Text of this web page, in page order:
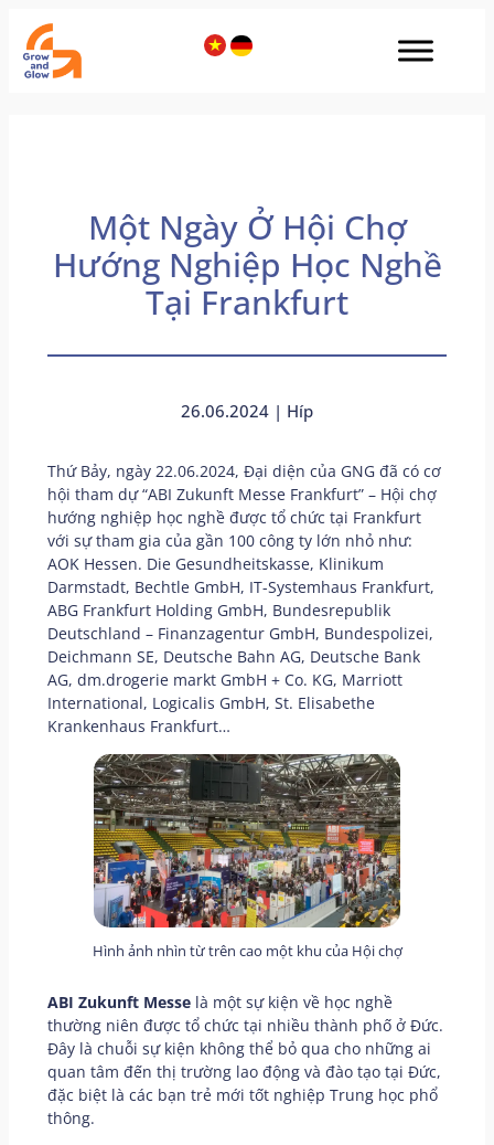
Một Ngày Ở Hội Chợ
Hướng Nghiệp Học Nghề
Tại Frankfurt
26.06.2024 | Híp
Thứ Bảy, ngày 22.06.2024, Đại diện của GNG đã có cơ
hội tham dự “ABI Zukunft Messe Frankfurt” – Hội chợ
hướng nghiệp học nghề được tổ chức tại Frankfurt
với sự tham gia của gần 100 công ty lớn nhỏ như:
AOK Hessen. Die Gesundheitskasse, Klinikum
Darmstadt, Bechtle GmbH, IT-Systemhaus Frankfurt,
ABG Frankfurt Holding GmbH, Bundesrepublik
Deutschland – Finanzagentur GmbH, Bundespolizei,
Deichmann SE, Deutsche Bahn AG, Deutsche Bank
AG, dm.drogerie markt GmbH + Co. KG, Marriott
International, Logicalis GmbH, St. Elisabethe
Krankenhaus Frankfurt…
Hình ảnh nhìn từ trên cao một khu của Hội chợ
ABI Zukunft Messe là một sự kiện về học nghề
thường niên được tổ chức tại nhiều thành phố ở Đức.
Đây là chuỗi sự kiện không thể bỏ qua cho những ai
quan tâm đến thị trường lao động và đào tạo tại Đức,
đặc biệt là các bạn trẻ mới tốt nghiệp Trung học phổ
thông.